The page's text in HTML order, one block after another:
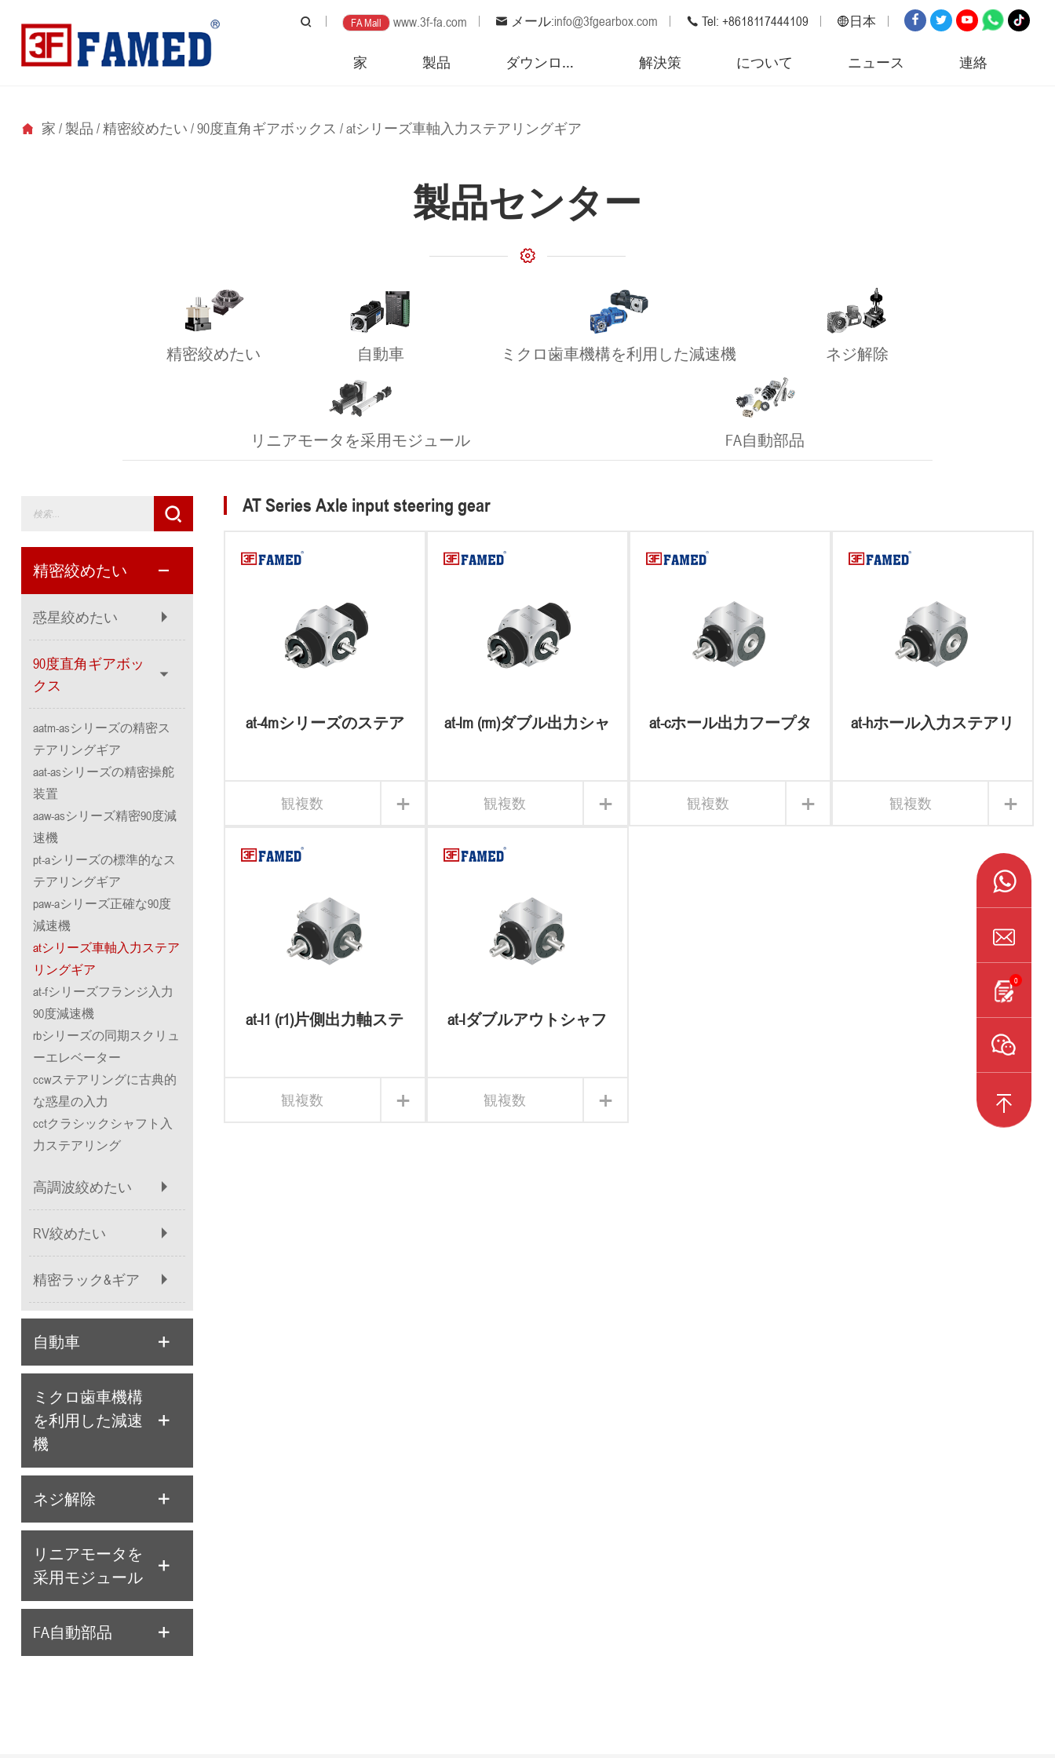
日本
英語
Tel: +8618117444109
メール:info@3fgearbox.com
FA Mall www.3f-fa.com
家 製品 ダウンロード 解決策 について ニュース 連絡
家 / 製品 /精密絞めたい /90度直角ギアボックス /atシリーズ車軸入力ステアリングギア
製品センター
精密絞めたい 自動車 ミクロ歯車機構を利用した減速機 ネジ解除
リニアモータを采用モジュール FA自動部品
精密絞めたい
惑星絞めたい
90度直角ギアボッ
クス
aatm-asシリーズの精密ス
テアリングギア
aat-asシリーズの精密操舵
装置
aaw-asシリーズ精密90度減
速機
pt-aシリーズの標準的なス
テアリングギア
paw-aシリーズ正確な90度
減速機
atシリーズ車軸入力ステア
リングギア
at-fシリーズフランジ入力
90度減速機
rbシリーズの同期スクリュ
ーエレベーター
ccwステアリングに古典的
な惑星の入力
cctクラシックシャフト入
力ステアリング
高調波絞めたい
RV絞めたい
精密ラック&ギア
自動車
ミクロ歯車機構
を利用した減速
機
ネジ解除
リニアモータを
采用モジュール
FA自動部品
AT Series Axle input steering gear
at-4mシリーズのステア
+
観複数
at-lm (rm)ダブル出力シャ
+
観複数
at-cホール出力フープタ
+
観複数
at-hホール入力ステアリ
+
観複数
at-l1 (r1)片側出力軸ステ
+
観複数
at-lダブルアウトシャフ
+
観複数
0